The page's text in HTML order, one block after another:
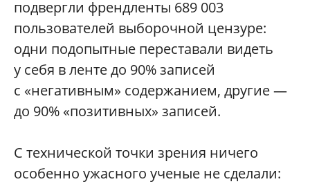
подвергли френдленты 689 003
пользователей выборочной цензуре:
одни подопытные переставали видеть
у себя в ленте до 90% записей
с «негативным» содержанием, другие —
до 90% «позитивных» записей.
С технической точки зрения ничего
особенно ужасного ученые не сделали: